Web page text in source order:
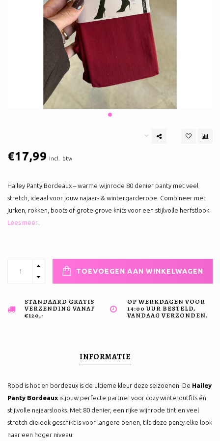
€17,99 Incl. btw
Hailey Panty Bordeaux – warme wijnrode 80 denier panty met veel
stretch, ideaal voor jouw najaar- & wintergarderobe. Combineer met
jurken, rokken, boots of grote grove knits voor een stijlvolle herfstlook.
Lees meer..
TOEVOEGEN AAN WINKELWAGEN
STANDAARD GRATIS
VERZENDING VANAF
€120,-
OP WERKDAGEN VOOR
14:00 UUR BESTELD,
VANDAAG VERZONDEN.
INFORMATIE
Rood is hot en bordeaux is de ultieme kleur deze seizoenen. De Hailey
Panty Bordeaux is jouw perfecte partner voor cozy winteroutfits én
stijlvolle najaarslooks. Met 80 denier, een rijke wijnrode tint en veel
stretch die ook geschikt is voor langere benen, tilt deze panty elke look
naar een hoger niveau.